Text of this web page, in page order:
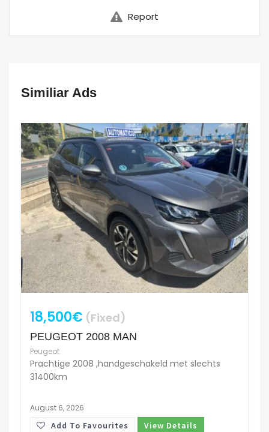
Report
Similiar Ads
18,500€ (Fixed)
PEUGEOT 2008 MAN
Peugeot
Prachtige 2008 ,handgeschakeld met slechts
31400km
August 6, 2026
Add To Favourites View Details